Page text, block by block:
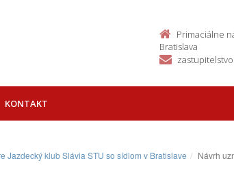
Primaciálne
Bratislava
KONTAKT
Jazdecký klub Slávia STU so sídlom v Bratislave
Návrh